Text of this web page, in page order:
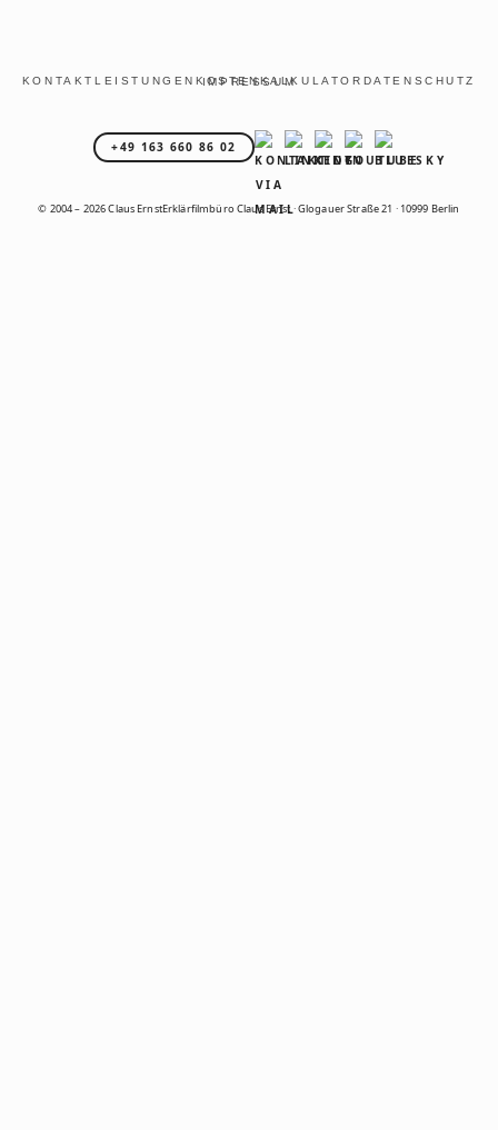
KONTAKTLEISTUNGENKOSTENKALKULATOR DATENSCHUTZ
IMPRESSUM
+49 163 660 86 02
© 2004 – 2026 Claus ErnstErklärfilmbüro Claus Ernst · Glogauer Straße 21 · 10999 Berlin